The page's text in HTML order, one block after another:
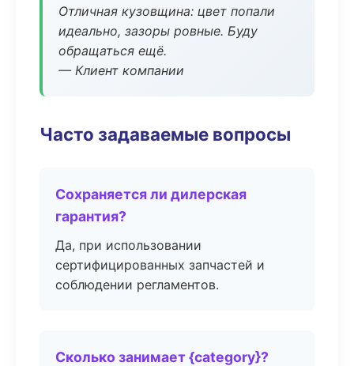
Отличная кузовщина: цвет попали
идеально, зазоры ровные. Буду
обращаться ещё.
— Клиент компании
Часто задаваемые вопросы
Сохраняется ли дилерская
гарантия?
Да, при использовании
сертифицированных запчастей и
соблюдении регламентов.
Сколько занимает {category}?